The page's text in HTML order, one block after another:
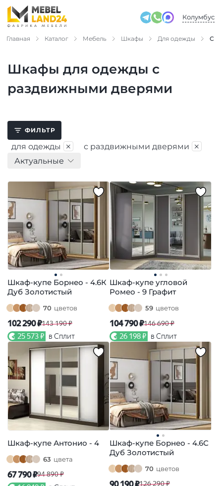
Колумбус
Главная Каталог Мебель Шкафы Для одежды С
Шкафы для одежды с
раздвижными дверями
ФИЛЬТР
для одежды × с раздвижными дверями ×
Актуальные
Шкаф-купе Борнео - 4.6К
Дуб Золотистый
70 цветов
102 290 ₽143 190 ₽
25 573 ₽ в Сплит
Шкаф-купе угловой
Ромео - 9 Графит
59 цветов
104 790 ₽146 690 ₽
26 198 ₽ в Сплит
Шкаф-купе Антонио - 4
63 цвета
67 790 ₽94 890 ₽
Шкаф-купе Борнео - 4.6С
Дуб Золотистый
70 цветов
90 190 ₽126 290 ₽